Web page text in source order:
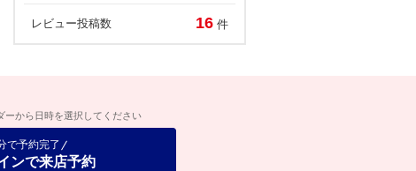
レビュー投稿数 16 件
ーから日時を選択してください
で予約完了
ンで来店予約